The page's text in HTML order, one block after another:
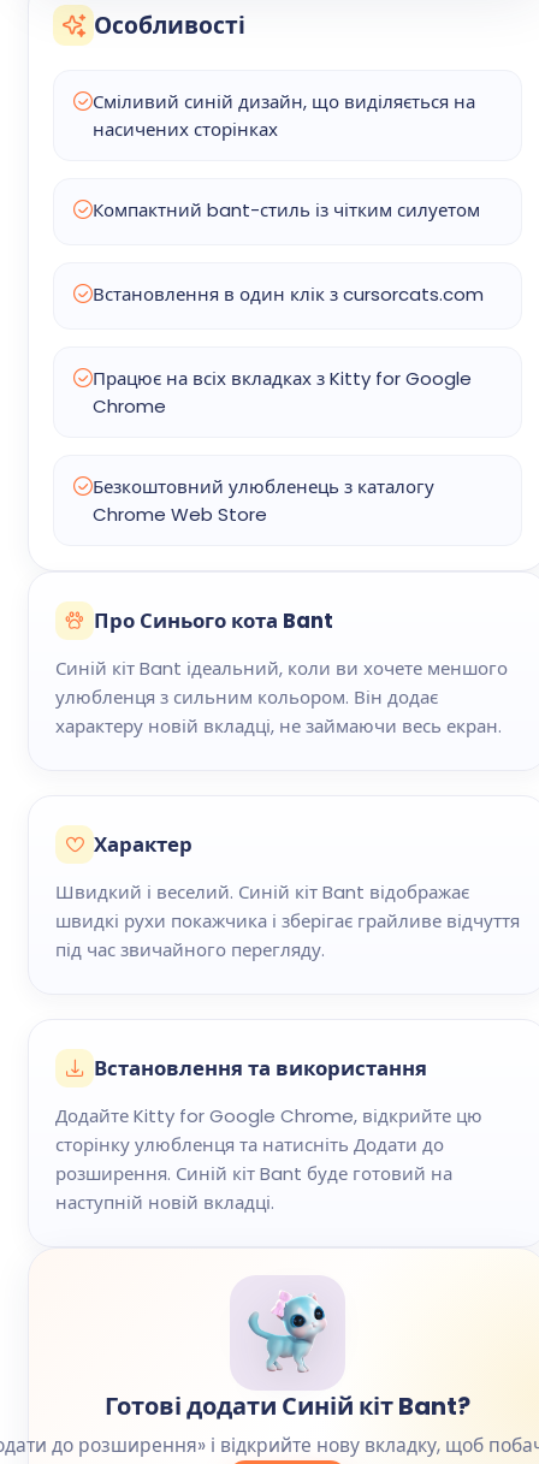
Особливості
Сміливий синій дизайн, що виділяється на
насичених сторінках
Компактний bant-стиль із чітким силуетом
Встановлення в один клік з cursorcats.com
Працює на всіх вкладках з Kitty for Google
Chrome
Безкоштовний улюбленець з каталогу
Chrome Web Store
Про Синього кота Bant
Синій кіт Bant ідеальний, коли ви хочете меншого
улюбленця з сильним кольором. Він додає
характеру новій вкладці, не займаючи весь екран.
Характер
Швидкий і веселий. Синій кіт Bant відображає
швидкі рухи покажчика і зберігає грайливе відчуття
під час звичайного перегляду.
Встановлення та використання
Додайте Kitty for Google Chrome, відкрийте цю
сторінку улюбленця та натисніть Додати до
розширення. Синій кіт Bant буде готовий на
наступній новій вкладці.
Готові додати Синій кіт Bant?
до розширення» і відкрийте нову вкладку, щоб